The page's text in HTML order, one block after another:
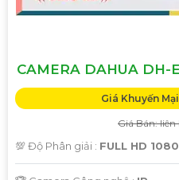
CAMERA DAHUA DH-
Giá Khuyến
Giá Bán: liên
💯 Độ Phân giải : FULL HD